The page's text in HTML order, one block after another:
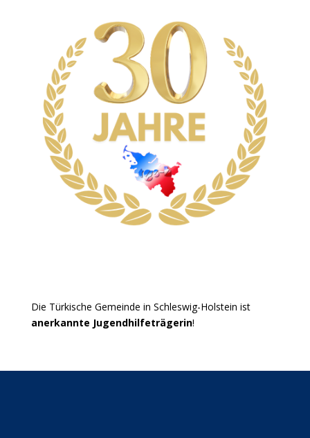
Die Türkische Gemeinde in Schleswig-Holstein ist
anerkannte Jugendhilfeträgerin!